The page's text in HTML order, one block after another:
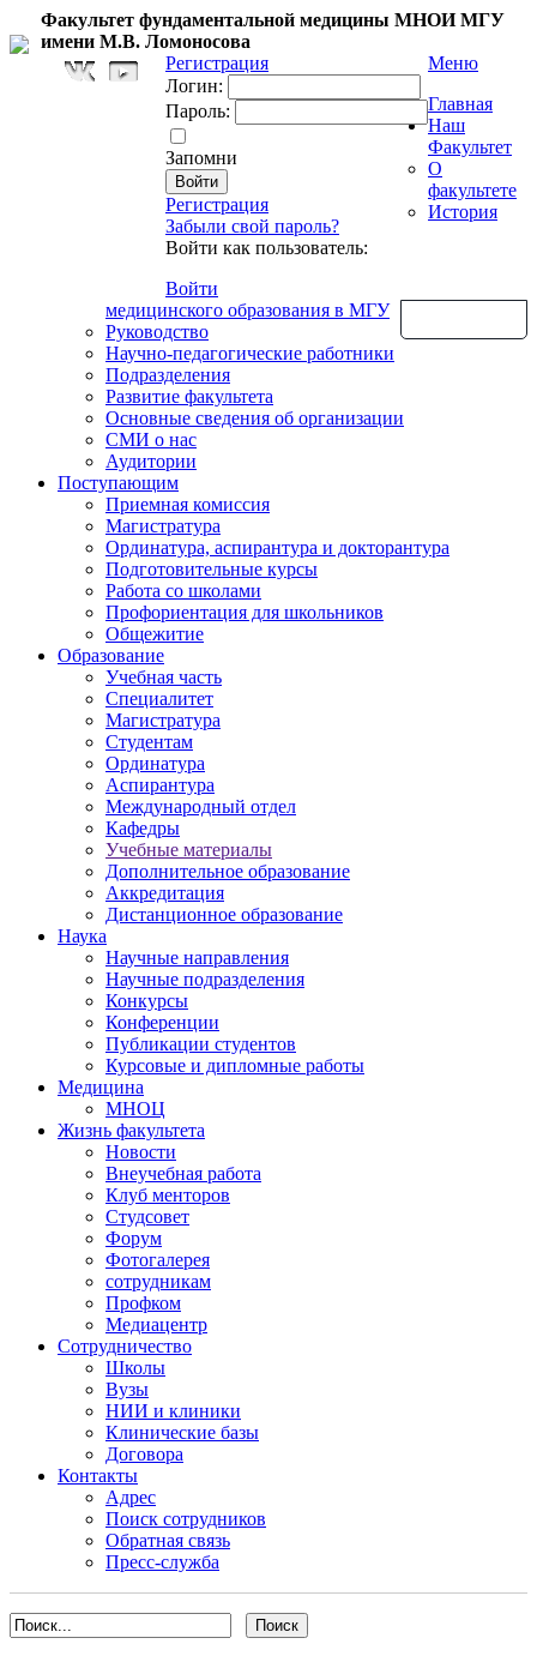
Факультет фундаментальной медицины МНОИ МГУ
имени М.В. Ломоносова
Регистрация
Логин:
Пароль:
Запомни
Регистрация
Забыли свой пароль?
Войти как пользователь:
Войти
Меню
Главная
Наш
Факультет
О
факультете
История
медицинского образования в МГУ
Руководство
Научно-педагогические работники
Подразделения
Развитие факультета
Основные сведения об организации
СМИ о нас
Аудитории
Поступающим
Приемная комиссия
Магистратура
Ординатура, аспирантура и докторантура
Подготовительные курсы
Работа со школами
Профориентация для школьников
Общежитие
Образование
Учебная часть
Специалитет
Магистратура
Студентам
Ординатура
Аспирантура
Международный отдел
Кафедры
Учебные материалы
Дополнительное образование
Аккредитация
Дистанционное образование
Наука
Научные направления
Научные подразделения
Конкурсы
Конференции
Публикации студентов
Курсовые и дипломные работы
Медицина
МНОЦ
Жизнь факультета
Новости
Внеучебная работа
Клуб менторов
Студсовет
Форум
Фотогалерея
сотрудникам
Профком
Медиацентр
Сотрудничество
Школы
Вузы
НИИ и клиники
Клинические базы
Договора
Контакты
Адрес
Поиск сотрудников
Обратная связь
Пресс-служба